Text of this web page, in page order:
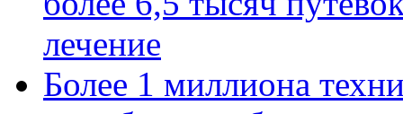
лечение
Более 1 миллиона